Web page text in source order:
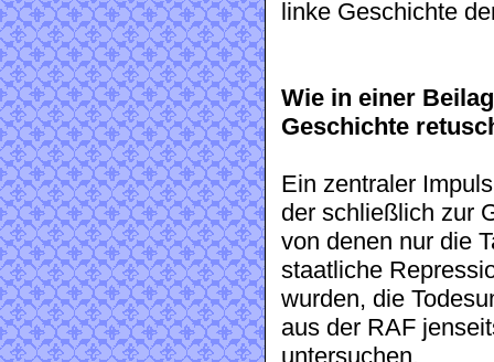
linke Geschichte
Wie in einer
Geschichte
Ein zentraler
der schließlich zur
von denen nur die
staatliche
wurden, die
aus der RAF
untersuchen.